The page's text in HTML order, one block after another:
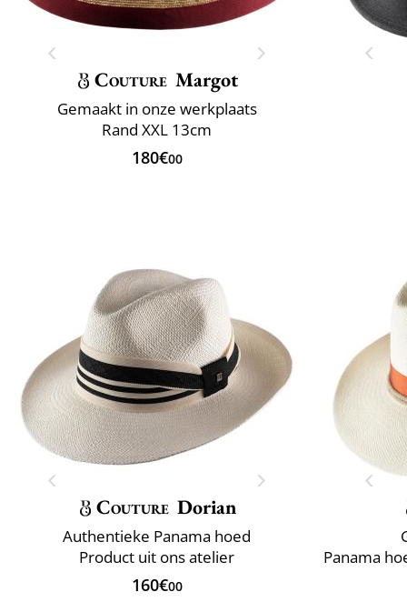
Couture Margot
Gemaakt in onze werkplaats
Rand XXL 13cm
180€00
Couture Dorian
Authentieke Panama hoed
Product uit ons atelier
160€00